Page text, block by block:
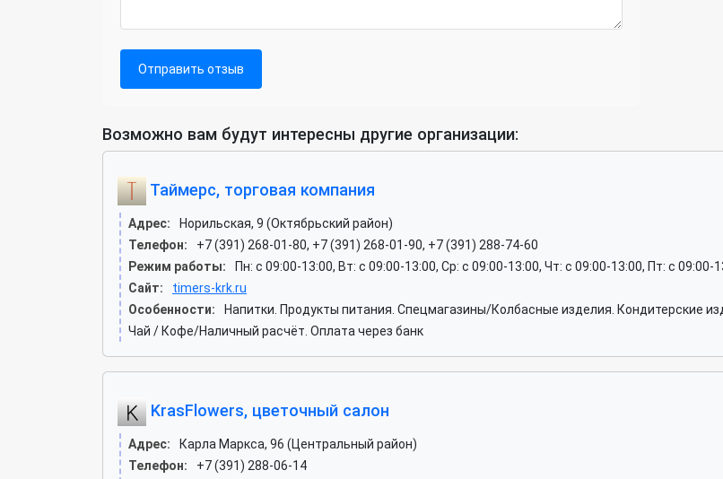
Отправить отзыв
Возможно вам будут интересны другие организации:
Таймерс, торговая компания
Адрес:
Норильская, 9 (Октябрьский район)
Телефон:
+7 (391) 268-01-80, +7 (391) 268-01-90, +7 (391) 288-74-60
Режим работы:
Пн: c 09:00-13:00, Вт: c 09:00-13:00, Ср: c 09:00-13:00, Чт: c 09:00-13:00, Пт: c
Сайт:
timers-krk.ru
Особенности:
Напитки. Продукты питания. Спецмагазины/Колбасные изделия. Кондитерские
Чай / Кофе/Наличный расчёт. Оплата через банк
KrasFlowers, цветочный салон
Адрес:
Карла Маркса, 96 (Центральный район)
Телефон:
+7 (391) 288-06-14